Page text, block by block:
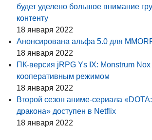
будет уделено большое внимание
контенту
18 января 2022
Анонсирована альфа 5.0 для
18 января 2022
ПК-версия jRPG Ys IX: Monstrum Nox
кооперативным режимом
18 января 2022
Второй сезон аниме-сериала
дракона» доступен в Netflix
18 января 2022